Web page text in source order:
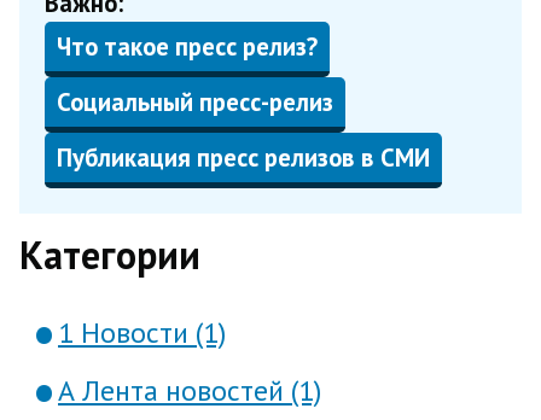
Что такое пресс релиз?
Социальный пресс-релиз
Публикация пресс релизов в СМИ
Категории
1 Новости (1)
А Лента новостей (1)